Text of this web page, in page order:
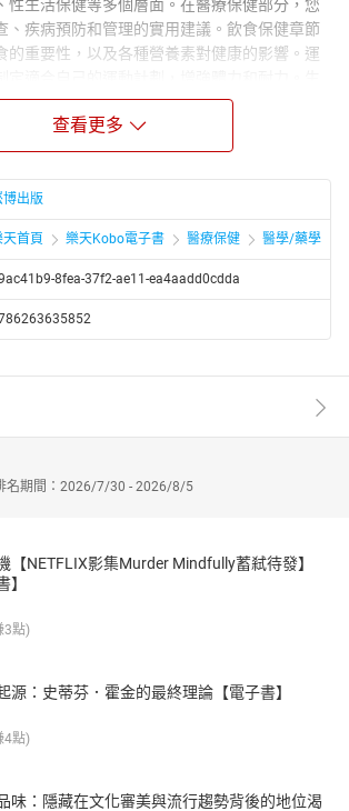
性生活保健等多個層面。在醫療保健部分，您
、疾病預防和管理的實用建議。飲食保健章節
的重要性，以及各種營養素對健康的影響。運
放鬆技巧和生活環境對健康的影響。心理保健
慮和情緒困擾的方法。而在性生活保健部分，
和關係維護的建議。
始養生》不僅提供了專業的醫學知識，還強調
性。這本書旨在幫助您建立一個健康的生活方
增加活力，並更好地應對日常生活中的各種挑
康、更幸福的未來。
查看更多
博出版
天首頁 樂天Kobo電子書 醫療保健 醫學/藥學
8fea-37f2-ae11-ea4aadd0cdda
名期間：2026/7/30 - 2026/8/5
【NETFLIX影集Murder Mindfully蓄弒待發】
】
3點)
源：史蒂芬．霍金的最終理論【電子書】
4點)
味：隱藏在文化審美與流行趨勢背後的地位渴